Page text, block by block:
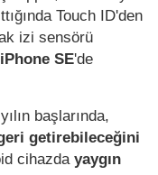
Touch ID'den
izi sensörü
SE'de
başlarında,
getirebileceğini
cihazda yaygın